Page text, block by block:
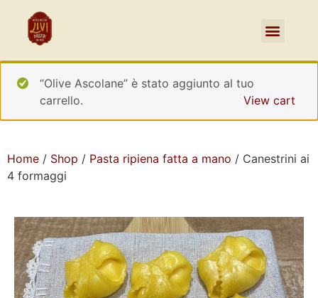
“Olive Ascolane” è stato aggiunto al tuo
carrello.
View cart
Home / Shop / Pasta ripiena fatta a mano / Canestrini ai
4 formaggi